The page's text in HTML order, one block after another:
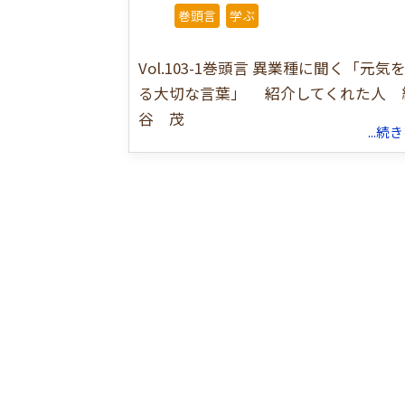
巻頭言 学ぶ
Vol.103-1巻頭言 異業種に聞く「元気
る大切な言葉」 紹介してくれた人
谷 茂
...続